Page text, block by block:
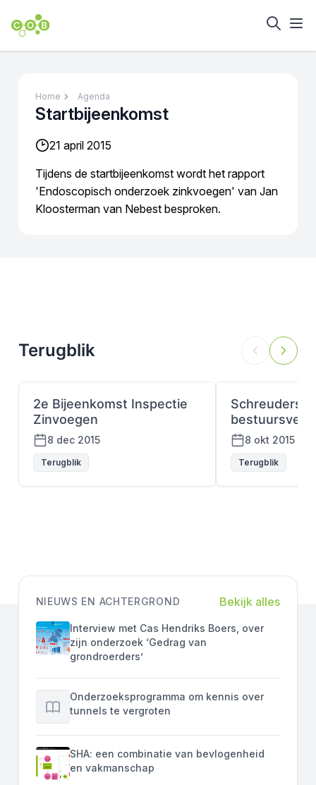
Home Agenda
Startbijeenkomst
21 april 2015
Tijdens de startbijeenkomst wordt het rapport
'Endoscopisch onderzoek zinkvoegen' van Jan
Kloosterman van Nebest besproken.
Terugblik
2e Bijeenkomst Inspectie
Zinvoegen
8 dec 2015
Terugblik
Schreuders
8 okt 2015
Terugblik
NIEUWS EN ACHTERGROND Bekijk alles
Interview met Cas Hendriks Boers, over
zijn onderzoek ‘Gedrag van
grondroerders’
Onderzoeksprogramma om kennis over
tunnels te vergroten
SHA: een combinatie van bevlogenheid
en vakmanschap